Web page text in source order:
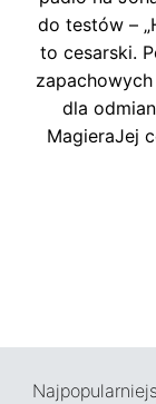
do testów –
to cesarski.
dla
MagieraJej